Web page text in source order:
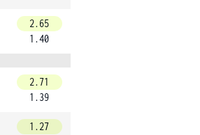
2.65
1.40
2.71
1.39
1.27